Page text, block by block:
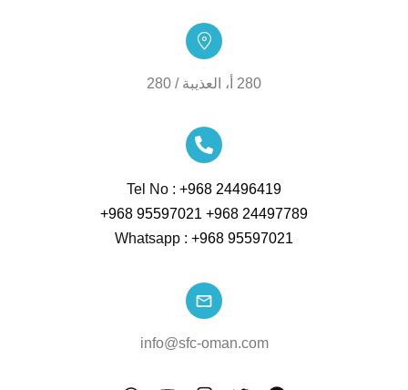
280 أ، العذيبة / 280
Tel No : +968 24496419
24497789 968+
95597021 968+
Whatsapp : +968 95597021
info@sfc-oman.com